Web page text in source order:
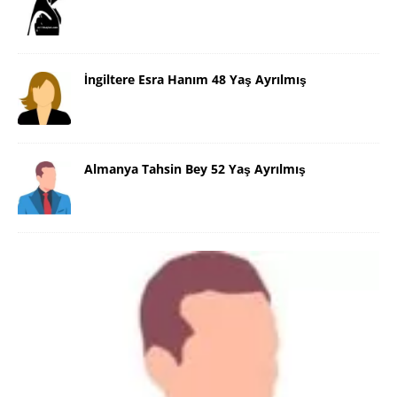
İngiltere Esra Hanım 48 Yaş Ayrılmış
Almanya Tahsin Bey 52 Yaş Ayrılmış